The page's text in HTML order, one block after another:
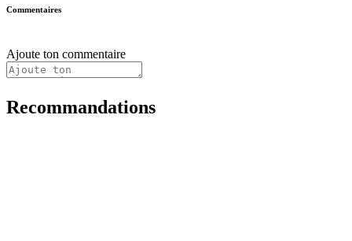
Commentaires
Ajoute ton commentaire
Recommandations